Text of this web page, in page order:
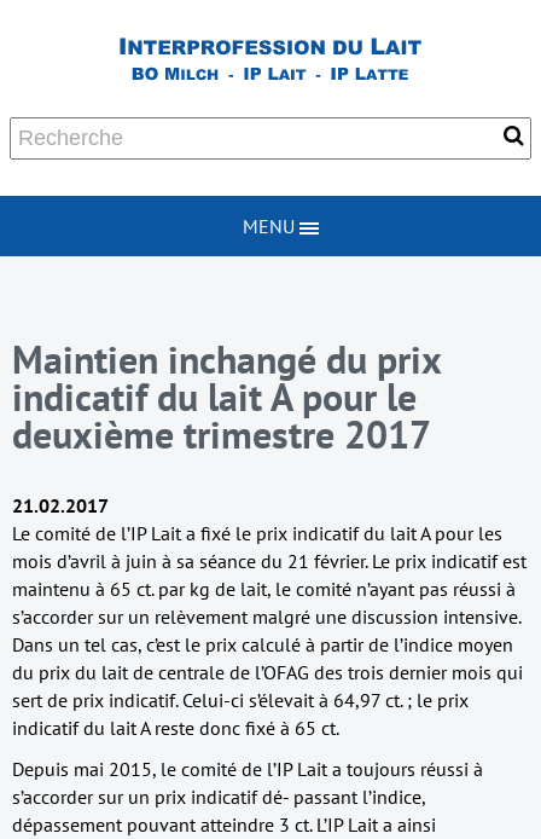
MENU
Maintien inchangé du prix
indicatif du lait A pour le
deuxième trimestre 2017
21.02.2017
Le comité de l’IP Lait a fixé le prix indicatif du lait A pour les
mois d’avril à juin à sa séance du 21 février. Le prix indicatif est
maintenu à 65 ct. par kg de lait, le comité n’ayant pas réussi à
s’accorder sur un relèvement malgré une discussion intensive.
Dans un tel cas, c’est le prix calculé à partir de l’indice moyen
du prix du lait de centrale de l’OFAG des trois dernier mois qui
sert de prix indicatif. Celui-ci s’élevait à 64,97 ct. ; le prix
indicatif du lait A reste donc fixé à 65 ct.
Depuis mai 2015, le comité de l’IP Lait a toujours réussi à
s’accorder sur un prix indicatif dé- passant l’indice,
dépassement pouvant atteindre 3 ct. L’IP Lait a ainsi